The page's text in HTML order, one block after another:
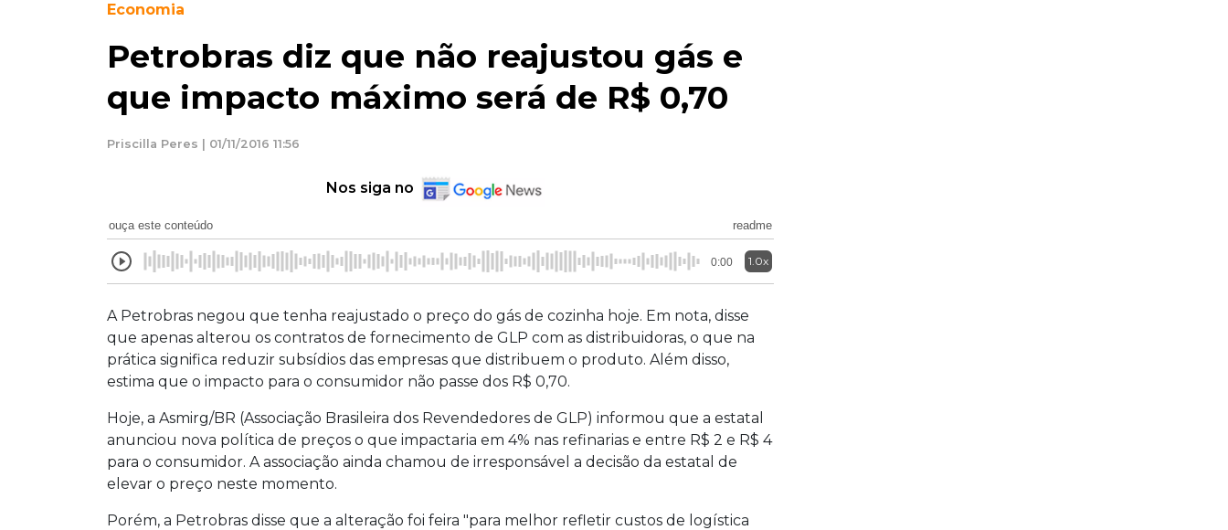
Economia
Petrobras diz que não reajustou gás e
que impacto máximo será de R$ 0,70
Priscilla Peres | 01/11/2016 11:56
Nos siga no
ouça este conteúdo readme
0:00 1.0x
A Petrobras negou que tenha reajustado o preço do gás de cozinha hoje. Em nota, disse
que apenas alterou os contratos de fornecimento de GLP com as distribuidoras, o que na
prática significa reduzir subsídios das empresas que distribuem o produto. Além disso,
estima que o impacto para o consumidor não passe dos R$ 0,70.
Hoje, a Asmirg/BR (Associação Brasileira dos Revendedores de GLP) informou que a estatal
anunciou nova política de preços o que impactaria em 4% nas refinarias e entre R$ 2 e R$ 4
para o consumidor. A associação ainda chamou de irresponsável a decisão da estatal de
elevar o preço neste momento.
Porém, a Petrobras disse que a alteração foi feira "para melhor refletir custos de logística